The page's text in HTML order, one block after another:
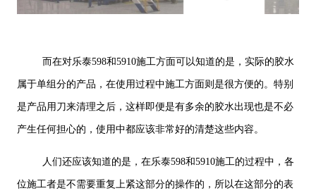
而在对乐泰598和5910施工方面可以知道的是，实际的胶水
属于单组分的产品，在使用过程中施工方面则是很方便的。特别
是产品用刀来清理之后，这样即便是有多余的胶水出现也是不必
产生任何担心的，使用中都应该非常好的清楚这些内容。
人们还应该知道的是，在乐泰598和5910施工的过程中，各
位施工者是不需要重复上紧这部分的操作的，所以在这部分的表